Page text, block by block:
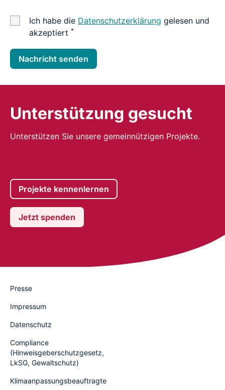
Ich habe die Datenschutzerklärung gelesen und
akzeptiert *
Nachricht senden
Unterstützung gesucht
Unterstützen Sie unsere gemeinnützigen Projekte.
Jetzt spenden
Projekte kennenlernen
Presse
Impressum
Datenschutz
Compliance
(Hinweisgeberschutzgesetz,
LkSG, Gewaltschutz)
Klimaanpassungsbeauftragte